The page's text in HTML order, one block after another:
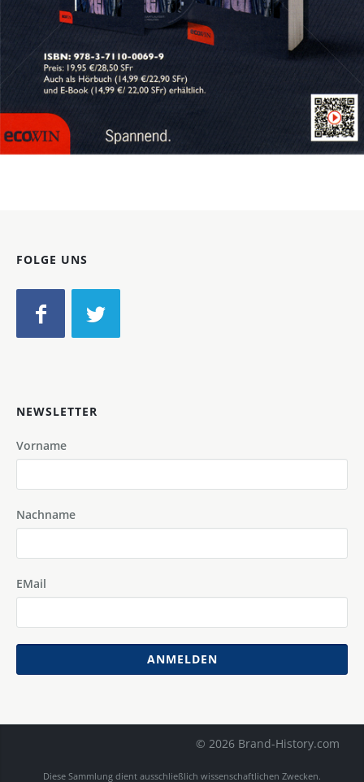
Bild-ID: 70558
FOLGE UNS
NEWSLETTER
Vorname
Nachname
EMail
ANMELDEN
© 2026 Brand-History.com
Diese Sammlung dient ausschließlich wissenschaftlichen Zwecken.